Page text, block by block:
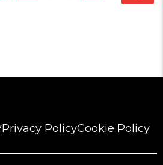
Privacy PolicyCookie Policy